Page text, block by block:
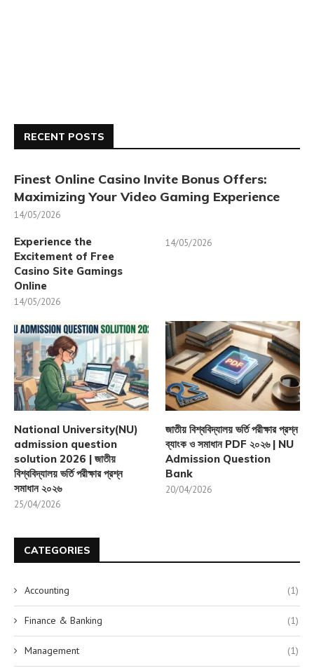
RECENT POSTS
Finest Online Casino Invite Bonus Offers:
Maximizing Your Video Gaming Experience
14/05/2026
Experience the
Excitement of Free
Casino Site Gamings
Online
14/05/2026
14/05/2026
National University(NU)
admission question
solution 2026 | জাতীয়
বিশ্ববিদ্যালয় ভর্তি পরীক্ষার প্রশ্ন
সমাধান ২০২৬
25/04/2026
জাতীয় বিশ্ববিদ্যালয় ভর্তি পরীক্ষার প্রশ্ন
ব্যাংক ও সমাধান PDF ২০২৬ | NU
Admission Question
Bank
20/04/2026
CATEGORIES
Accounting (1)
Finance & Banking (1)
Management (1)